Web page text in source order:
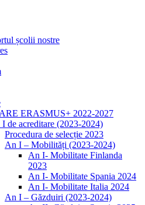
școlii nostre
ERASMUS+ 2022-2027
de acreditare (2023-2024)
Procedura de selecție 2023
An I – Mobilități (2023-2024)
An I- Mobilitate Finlanda
2023
An I- Mobilitate Spania 2024
An I- Mobilitate Italia 2024
An I – Găzduiri (2023-2024)